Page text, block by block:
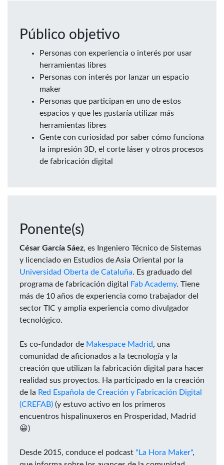
Público objetivo
Personas con experiencia o interés por usar
herramientas libres
Personas con interés por lanzar un espacio
maker
Personas que participan en uno de estos
espacios y que les gustaría utilizar más
herramientas libres
Gente con curiosidad por saber cómo funciona
la impresión 3D, el corte láser y otros procesos
de fabricación digital
Ponente(s)
César García Sáez, es Ingeniero Técnico de Sistemas
y licenciado en Estudios de Asia Oriental por la
Universidad Oberta de Cataluña. Es graduado del
programa de fabricación digital
Fab Academy. Tiene
más de 10 años de experiencia como trabajador del
sector TIC y amplia experiencia como divulgador
tecnológico.
Es co-fundador de Makespace Madrid, una
comunidad de aficionados a la tecnología y la
creación que utilizan la fabricación digital para hacer
realidad sus proyectos. Ha participado en la creación
de la Red Española de Creación y Fabricación Digital
(CREFAB) (y estuvo activo en los primeros
encuentros hispalinuxeros en Prosperidad, Madrid
😀)
Desde 2015, conduce el podcast "La Hora Maker",